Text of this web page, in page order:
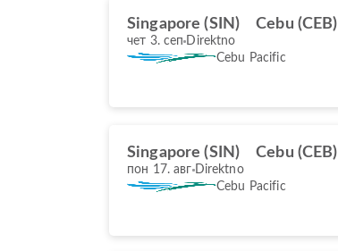
Singapore (SIN) Cebu (CEB)
чет 3. сеп Direktno
Cebu Pacific
Singapore (SIN) Cebu (CEB)
пон 17. авг Direktno
Cebu Pacific